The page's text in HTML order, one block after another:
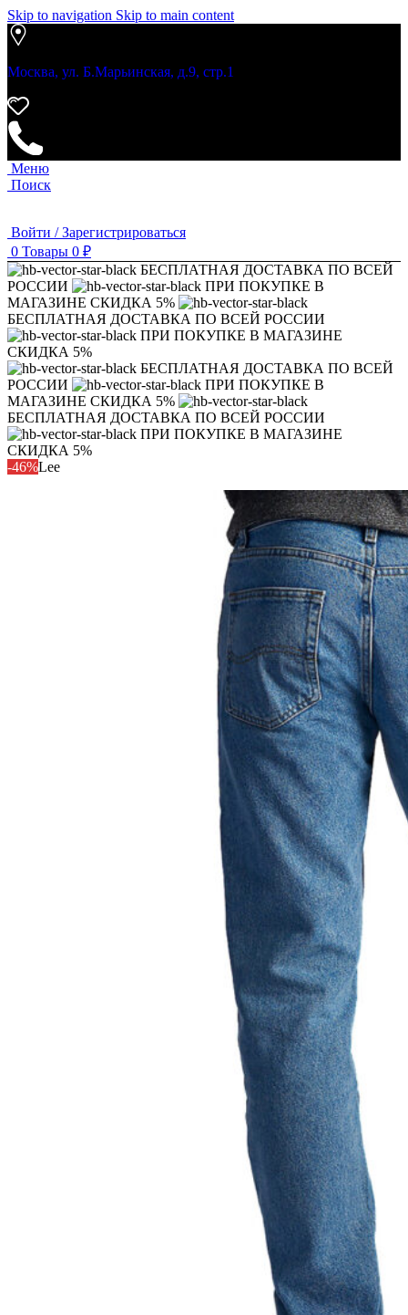
Skip to navigation Skip to main content
Москва, ул. Б.Марьинская, д.9, стр.1
Меню
Поиск
Войти / Зарегистрироваться
0 Товары 0 ₽
БЕСПЛАТНАЯ ДОСТАВКА ПО ВСЕЙ
РОССИИ
ПРИ ПОКУПКЕ В
МАГАЗИНЕ СКИДКА 5%
БЕСПЛАТНАЯ ДОСТАВКА ПО ВСЕЙ РОССИИ
ПРИ ПОКУПКЕ В МАГАЗИНЕ
СКИДКА 5%
БЕСПЛАТНАЯ ДОСТАВКА ПО ВСЕЙ
РОССИИ
ПРИ ПОКУПКЕ В
МАГАЗИНЕ СКИДКА 5%
БЕСПЛАТНАЯ ДОСТАВКА ПО ВСЕЙ РОССИИ
ПРИ ПОКУПКЕ В МАГАЗИНЕ
СКИДКА 5%
-46%Lee